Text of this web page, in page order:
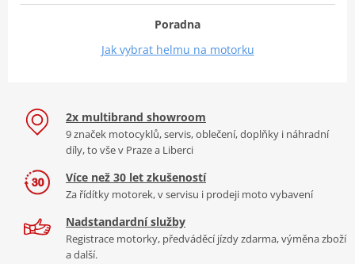
Poradna
Jak vybrat helmu na motorku
2x multibrand showroom
9 značek motocyklů, servis, oblečení, doplňky i náhradní
díly, to vše v Praze a Liberci
Více než 30 let zkušeností
Za řídítky motorek, v servisu i prodeji moto vybavení
Nadstandardní služby
Registrace motorky, předváděcí jízdy zdarma, výměna zboží
a další.